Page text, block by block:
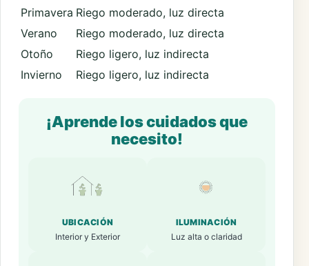
Primavera Riego moderado, luz directa
Verano
Riego moderado, luz directa
Otoño
Riego ligero, luz indirecta
Invierno
Riego ligero, luz indirecta
¡Aprende los cuidados que
necesito!
UBICACIÓN
Interior y Exterior
ILUMINACIÓN
Luz alta o claridad